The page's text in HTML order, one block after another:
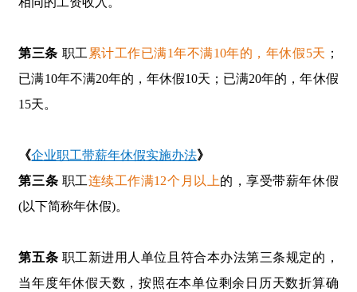
第三条 职工 累计工作已满1年不满10年的，年休假5天 ；
已满10年不满20年的，年休假10天；已满20年的，年休假
15天。
《企业职工带薪年休假实施办法》
第三条 职工连续工作满12个月以上的，享受带薪年休假
(以下简称年休假)。
第五条 职工新进用人单位且符合本办法第三条规定的，
当年度年休假天数，按照在本单位剩余日历天数折算确